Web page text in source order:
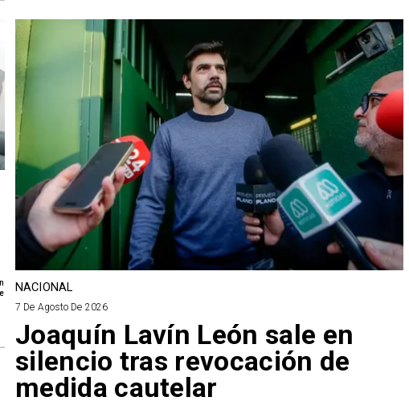
NACIONAL
7 De Agosto De 2026
Joaquín Lavín León sale en
silencio tras revocación de
medida cautelar